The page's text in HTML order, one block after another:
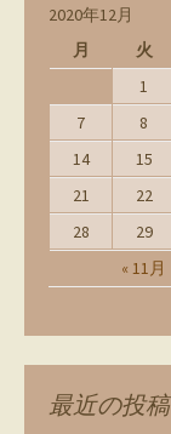
2020年12月
月
火
« 11月
1
7
8
14
15
21
22
28
29
最近の投稿